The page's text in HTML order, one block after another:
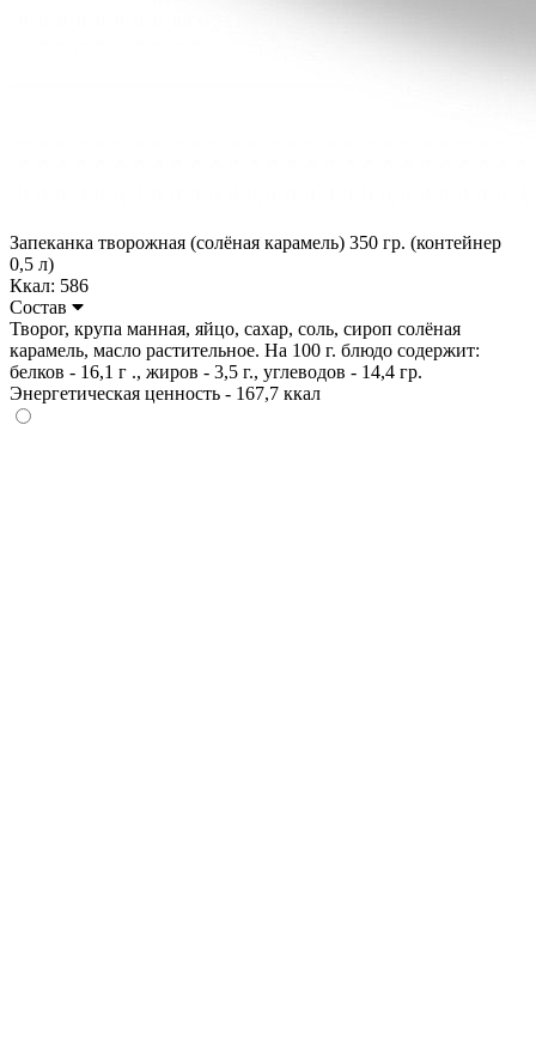
Запеканка творожная (солёная карамель) 350 гр. (контейнер
0,5 л)
Ккал: 586
Состав
Творог, крупа манная, яйцо, сахар, соль, сироп солёная
карамель, масло растительное. На 100 г. блюдо содержит:
белков - 16,1 г ., жиров - 3,5 г., углеводов - 14,4 гр.
Энергетическая ценность - 167,7 ккал